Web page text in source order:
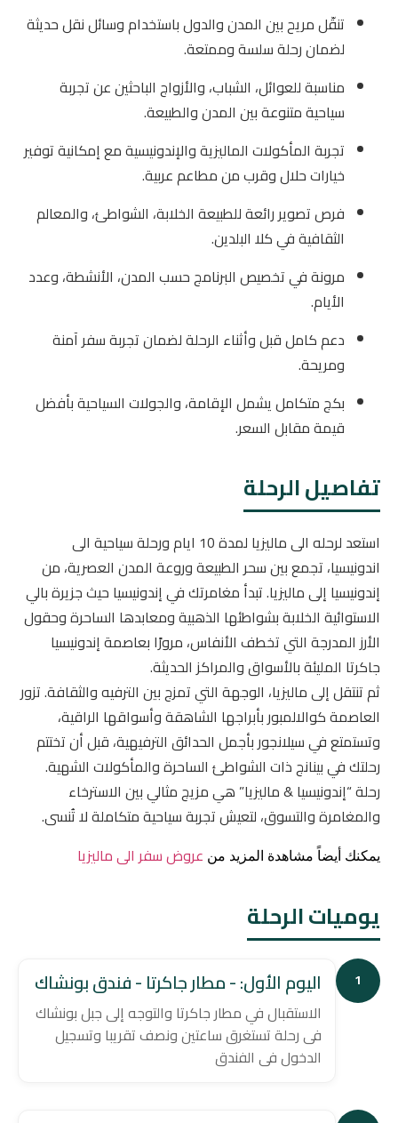
تنقّل مريح بين المدن والدول باستخدام وسائل نقل حديثة
لضمان رحلة سلسة وممتعة.
مناسبة للعوائل، الشباب، والأزواج الباحثين عن تجربة
سياحية متنوعة بين المدن والطبيعة.
تجربة المأكولات الماليزية والإندونيسية مع إمكانية توفير
خيارات حلال وقرب من مطاعم عربية.
فرص تصوير رائعة للطبيعة الخلابة، الشواطئ، والمعالم
الثقافية في كلا البلدين.
مرونة في تخصيص البرنامج حسب المدن، الأنشطة، وعدد
الأيام.
دعم كامل قبل وأثناء الرحلة لضمان تجربة سفر آمنة
ومريحة.
بكج متكامل يشمل الإقامة، والجولات السياحية بأفضل
قيمة مقابل السعر.
تفاصيل الرحلة
استعد لرحله الى ماليزيا لمدة 10 ايام ورحلة سياحية الى
اندونيسيا، تجمع بين سحر الطبيعة وروعة المدن العصرية، من
إندونيسيا إلى ماليزيا. تبدأ مغامرتك في إندونيسيا حيث جزيرة بالي
الاستوائية الخلابة بشواطئها الذهبية ومعابدها الساحرة وحقول
الأرز المدرجة التي تخطف الأنفاس، مرورًا بعاصمة إندونيسيا
جاكرتا المليئة بالأسواق والمراكز الحديثة.
ثم تنتقل إلى ماليزيا، الوجهة التي تمزج بين الترفيه والثقافة. تزور
العاصمة كوالالمبور بأبراجها الشاهقة وأسواقها الراقية،
وتستمتع في سيلانجور بأجمل الحدائق الترفيهية، قبل أن تختتم
رحلتك في بينانج ذات الشواطئ الساحرة والمأكولات الشهية.
رحلة “إندونيسيا & ماليزيا” هي مزيج مثالي بين الاسترخاء
والمغامرة والتسوق، لتعيش تجربة سياحية متكاملة لا تُنسى.
يمكنك أيضاً مشاهدة المزيد من عروض سفر الى ماليزيا
يوميات الرحلة
1 اليوم الأول: - مطار جاكرتا - فندق بونشاك
الاستقبال في مطار جاكرتا والتوجه إلى جبل بونشاك
فى رحلة تستغرق ساعتين ونصف تقريبا وتسجيل
الدخول فى الفندق